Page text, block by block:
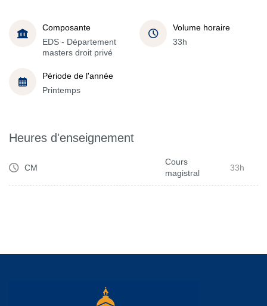
Composante
EDS - Département
masters droit privé
Volume horaire
33h
Période de l'année
Printemps
Heures d'enseignement
CM
Cours
magistral
33h